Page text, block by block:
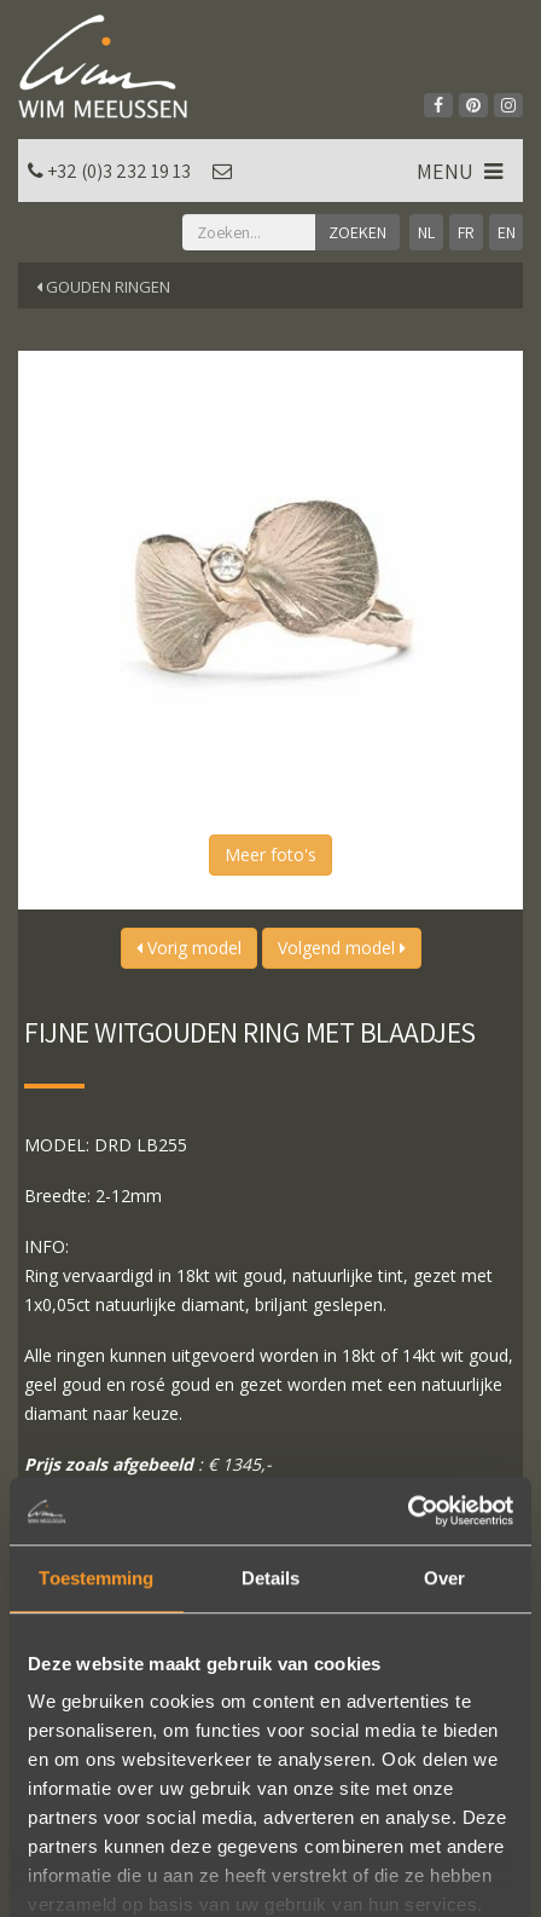
Toestemming Details Over
Deze website maakt gebruik van cookies
We gebruiken cookies om content en advertenties te
personaliseren, om functies voor social media te bieden
en om ons websiteverkeer te analyseren. Ook delen we
informatie over uw gebruik van onze site met onze
partners voor social media, adverteren en analyse. Deze
partners kunnen deze gegevens combineren met andere
informatie die u aan ze heeft verstrekt of die ze hebben
verzameld op basis van uw gebruik van hun services.
NL FR EN
+32 (0)3 232 19 13 MENU
GOUDEN RINGEN
Meer foto's
Vorig model Volgend model
FIJNE WITGOUDEN RING MET BLAADJES
MODEL: DRD LB255
Breedte: 2-12mm
INFO:
Ring vervaardigd in 18kt wit goud, natuurlijke tint, gezet met
1x0,05ct natuurlijke diamant, briljant geslepen.
Alle ringen kunnen uitgevoerd worden in 18kt of 14kt wit goud,
geel goud en rosé goud en gezet worden met een natuurlijke
diamant naar keuze.
Prijs zoals afgebeeld: € 1345,-
VOLG ONS OP SOCIALE MEDIA